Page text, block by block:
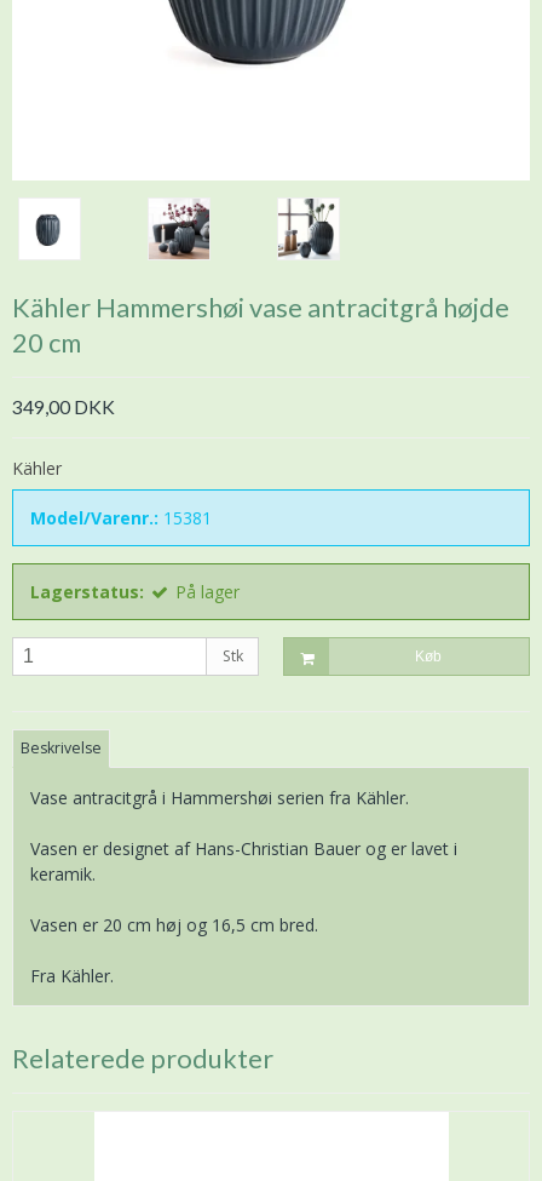
Kähler Hammershøi vase antracitgrå højde
20 cm
349,00 DKK
Kähler
Model/Varenr.: 15381
Lagerstatus: På lager
Stk Køb
Beskrivelse
Vase antracitgrå i Hammershøi serien fra Kähler.
Vasen er designet af Hans-Christian Bauer og er lavet i
keramik.
Vasen er 20 cm høj og 16,5 cm bred.
Fra Kähler.
Relaterede produkter